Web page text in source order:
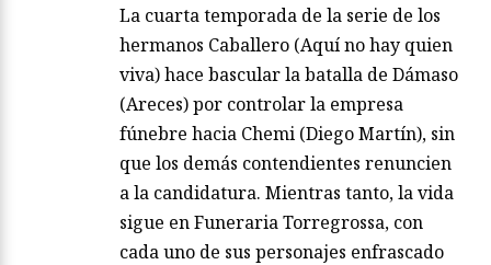
La cuarta temporada de la serie de los
hermanos Caballero (Aquí no hay quien
viva) hace bascular la batalla de Dámaso
(Areces) por controlar la empresa
fúnebre hacia Chemi (Diego Martín), sin
que los demás contendientes renuncien
a la candidatura. Mientras tanto, la vida
sigue en Funeraria Torregrossa, con
cada uno de sus personajes enfrascado